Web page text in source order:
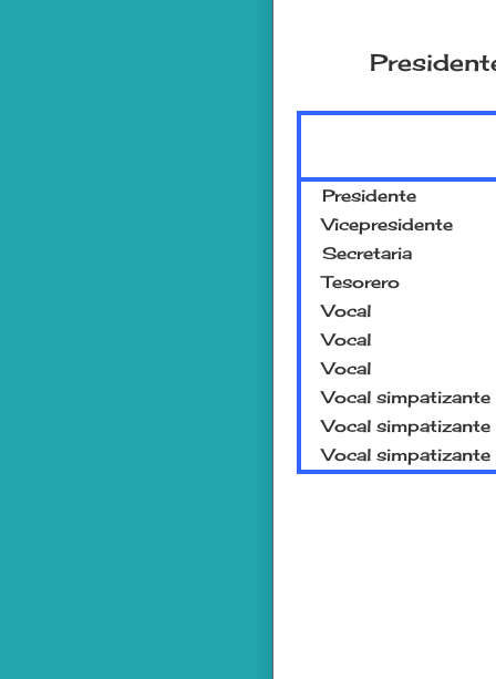
Presidente
Vicepresidente
Secretaria
Tesorero
Vocal
Vocal
Vocal
Vocal simpatizante
Vocal simpatizante
Vocal simpatizante